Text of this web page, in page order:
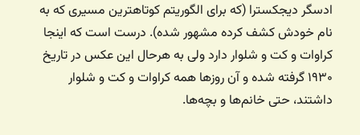
ادسگر دیجکسترا (که برای الگوریتم کوتاهترین مسیری که به
نام خودش کشف کرده مشهور شده). درست است که اینجا
کراوات و کت و شلوار دارد ولی به هرحال این عکس در تاریخ
۱۹۳۰ گرفته شده و آن روزها همه کراوات و کت و شلوار
داشتند، حتی خانم‌ها و بچه‌ها.